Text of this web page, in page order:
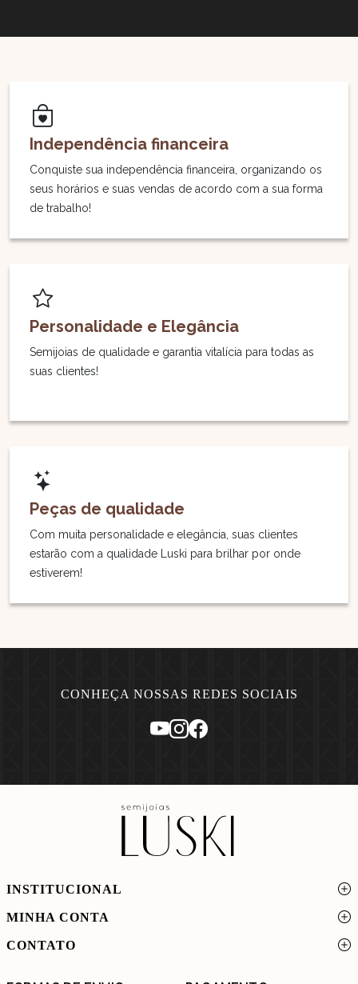
Independência financeira
Conquiste sua independência financeira, organizando os
seus horários e suas vendas de acordo com a sua forma
de trabalho!
Personalidade e Elegância
Semijoias de qualidade e garantia vitalícia para todas as
suas clientes!
Peças de qualidade
Com muita personalidade e elegância, suas clientes
estarão com a qualidade Luski para brilhar por onde
estiverem!
CONHEÇA NOSSAS REDES SOCIAIS
INSTITUCIONAL
MINHA CONTA
CONTATO